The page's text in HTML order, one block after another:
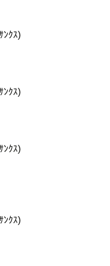
ｸｽ)
ｸｽ)
ｸｽ)
ｸｽ)